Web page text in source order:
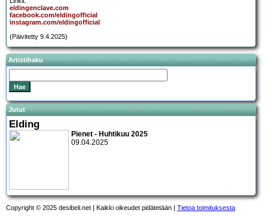
eldingenclave.com
facebook.com/eldingofficial
instagram.com/eldingofficial
(Päivitetty 9.4.2025)
Artistihaku
Jutut
Elding
Pienet - Huhtikuu 2025
09.04.2025
Copyright © 2025 desibeli.net | Kaikki oikeudet pidätetään | Tietoa toimituksesta